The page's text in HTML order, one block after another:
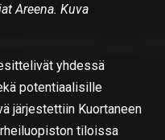
Areena. Kuva
yhdessä
potentiaalisille
järjestettiin Kuortaneen
tiloissa